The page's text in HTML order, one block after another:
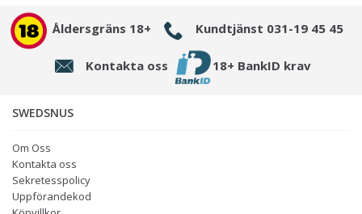
Åldersgräns 18+ Kundtjänst 031-19 45 45
Kontakta oss 18+ BankID krav
SWEDSNUS
Om Oss
Kontakta oss
Sekretesspolicy
Uppförandekod